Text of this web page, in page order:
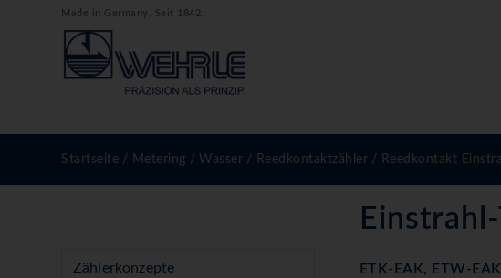
Made in Germany. Seit 1842.
Startseite / Metering / Wasser / Reedkontaktzähler / Reedkontakt
ETK-EAK, ETW-EAK
Zählerkonzepte